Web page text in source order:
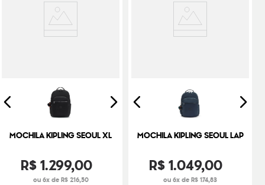
MOCHILA KIPLING SEOUL XL
R$1.299,00
ou 6x de R$ 216,50
MOCHILA KIPLING SEOUL LAP
R$1.049,00
ou 6x de R$ 174,83